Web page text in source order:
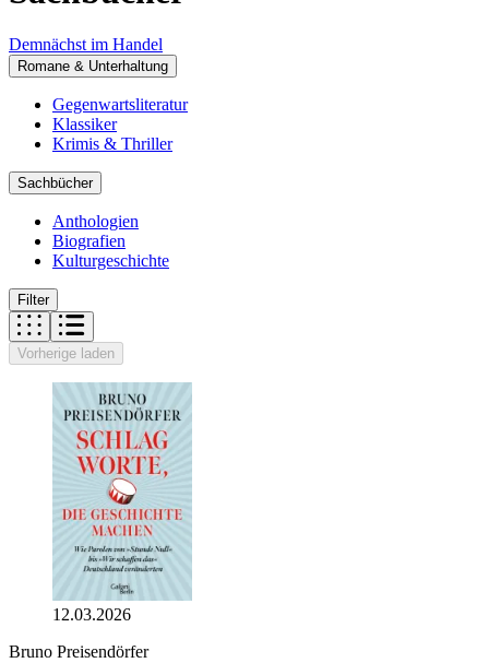
Demnächst im Handel
Romane & Unterhaltung
Gegenwartsliteratur
Klassiker
Krimis & Thriller
Sachbücher
Anthologien
Biografien
Kulturgeschichte
Filter
Vorherige laden
12.03.2026
Bruno Preisendörfer